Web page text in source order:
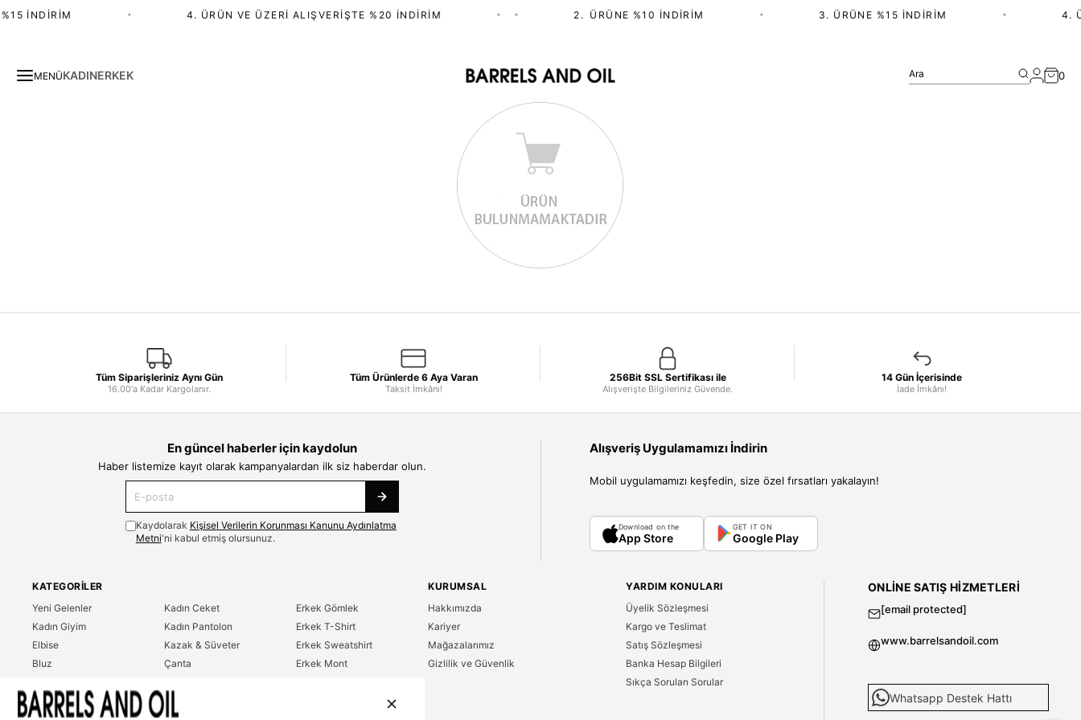
İNDIRIM 4. ÜRÜN VE ÜZERI ALIŞVERIŞTE %20 İNDIRIM 2.⁠ ⁠ÜRÜNE %10 İNDIRIM 3. ÜRÜNE %15 İNDIRIM 4.
MENÜKADINERKEK Ara 0
Tüm Siparişleriniz Aynı Gün
16.00'a Kadar Kargolanır.
Tüm Ürünlerde 6 Aya Varan
Taksit İmkânı!
256Bit SSL Sertifikası ile
Alışverişte Bilgileriniz Güvende.
14 Gün İçerisinde
İade İmkânı!
En güncel haberler için kaydolun
Haber listemize kayıt olarak kampanyalardan ilk siz haberdar olun.
Kaydolarak Kişisel Verilerin Korunması Kanunu Aydınlatma
Metni'ni kabul etmiş olursunuz.
Alışveriş Uygulamamızı İndirin
Mobil uygulamamızı keşfedin, size özel fırsatları yakalayın!
Download on the
App Store
GET IT ON
Google Play
KATEGORILER
Yeni Gelenler
Kadın Giyim
Elbise
Bluz
T-Shirt
Kadın Ceket
Kadın Pantolon
Kazak & Süveter
Çanta
Erkek Gömlek
Erkek T-Shirt
Erkek Sweatshirt
Erkek Mont
KURUMSAL
Hakkımızda
Kariyer
Mağazalarımız
Gizlilik ve Güvenlik
YARDIM KONULARI
Üyelik Sözleşmesi
Kargo ve Teslimat
Satış Sözleşmesi
Banka Hesap Bilgileri
Sıkça Sorulan Sorular
ONLINE SATIŞ HIZMETLERI
[email protected]
www.barrelsandoil.com
Whatsapp Destek Hattı